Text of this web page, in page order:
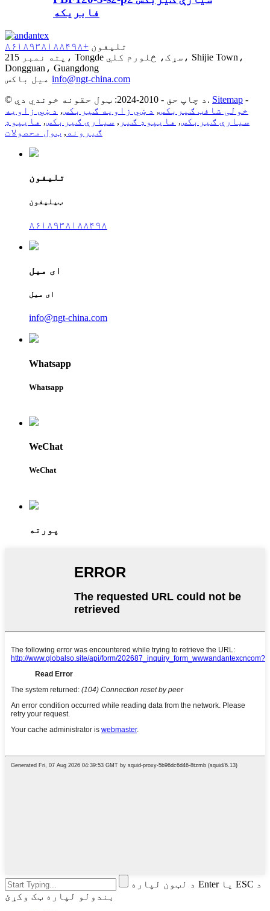
فابریکه
تلیفون +۸۶۱۸۹۳۸۱۸۸۴۹۸
پته
نمبر 215، Tongde سړک، څلورم کلي، Shijie Town،
Dongguan، Guangdong
میل باکس info@ngt-china.com
© د چاپ حق - 2010-2024: ټول حقونه خوندي دي. Sitemap -
خولی شافټ ګیربکس, د ښي زاویه ګیربکس, د ښي زاویه
سیارې ګیربکس, هایپوډ ګیر , سیارې ګیربکس, هایپوډ
ګیرونه , ټول محصولات
تلیفون
ټیلیفون
۸۶۱۸۹۳۸۱۸۸۴۹۸
ای میل
ای میل
info@ngt-china.com
Whatsapp
Whatsapp
WeChat
WeChat
پورته
د لټون لپاره Enter یا ESC د
بندولو لپاره ټک وکړئ